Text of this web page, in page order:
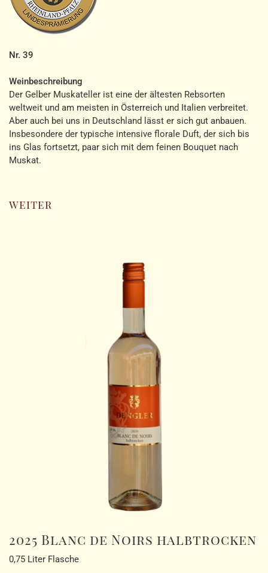
Nr. 39
Weinbeschreibung
Der Gelber Muskateller ist eine der ältesten Rebsorten
weltweit und am meisten in Österreich und Italien verbreitet.
Aber auch bei uns in Deutschland lässt er sich gut anbauen.
Insbesondere der typische intensive florale Duft, der sich bis
ins Glas fortsetzt, paar sich mit dem feinen Bouquet nach
Muskat.
weiter
2025 Blanc de Noirs halbtrocken
0,75 Liter Flasche